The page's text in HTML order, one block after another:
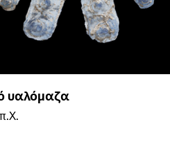
υαλόμαζα